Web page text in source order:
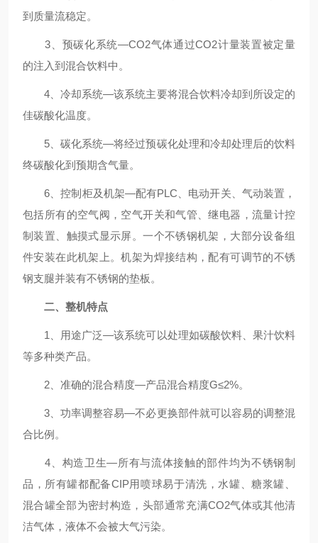
到质量流稳定。
3、预碳化系统—CO2气体通过CO2计量装置被定量
的注入到混合饮料中。
4、冷却系统—该系统主要将混合饮料冷却到所设定的
佳碳酸化温度。
5、碳化系统—将经过预碳化处理和冷却处理后的饮料
终碳酸化到预期含气量。
6、控制柜及机架—配有PLC、电动开关、气动装置，
包括所有的空气阀，空气开关和气管、继电器，流量计控
制装置、触摸式显示屏。一个不锈钢机架，大部分设备组
件安装在此机架上。机架为焊接结构，配有可调节的不锈
钢支腿并装有不锈钢的垫板。
二、整机特点
1、用途广泛—该系统可以处理如碳酸饮料、果汁饮料
等多种类产品。
2、准确的混合精度—产品混合精度G≤2%。
3、功率调整容易—不必更换部件就可以容易的调整混
合比例。
4、构造卫生—所有与流体接触的部件均为不锈钢制
品，所有罐都配备CIP用喷球易于清洗，水罐、糖浆罐、
混合罐全部为密封构造，头部通常充满CO2气体或其他清
洁气体，液体不会被大气污染。